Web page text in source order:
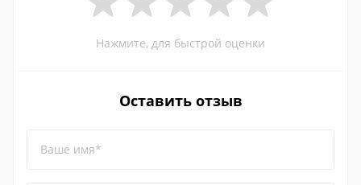
Нажмите, для быстрой оценки
Оставить отзыв
Ваше имя*